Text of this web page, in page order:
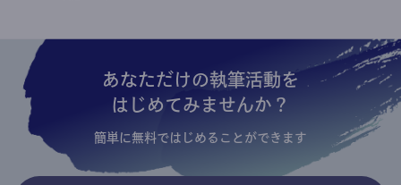
あなただけの執筆活動を
はじめてみませんか？
簡単に無料ではじめることができます